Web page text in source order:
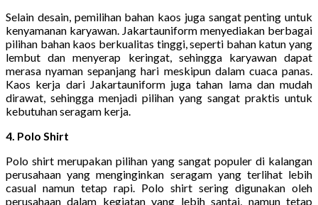
Selain desain, pemilihan bahan kaos juga sangat penting untuk
kenyamanan karyawan. Jakartauniform menyediakan berbagai
pilihan bahan kaos berkualitas tinggi, seperti bahan katun yang
lembut dan menyerap keringat, sehingga karyawan dapat
merasa nyaman sepanjang hari meskipun dalam cuaca panas.
Kaos kerja dari Jakartauniform juga tahan lama dan mudah
dirawat, sehingga menjadi pilihan yang sangat praktis untuk
kebutuhan seragam kerja.
4. Polo Shirt
Polo shirt merupakan pilihan yang sangat populer di kalangan
perusahaan yang menginginkan seragam yang terlihat lebih
casual namun tetap rapi. Polo shirt sering digunakan oleh
perusahaan dalam kegiatan yang lebih santai, namun tetap